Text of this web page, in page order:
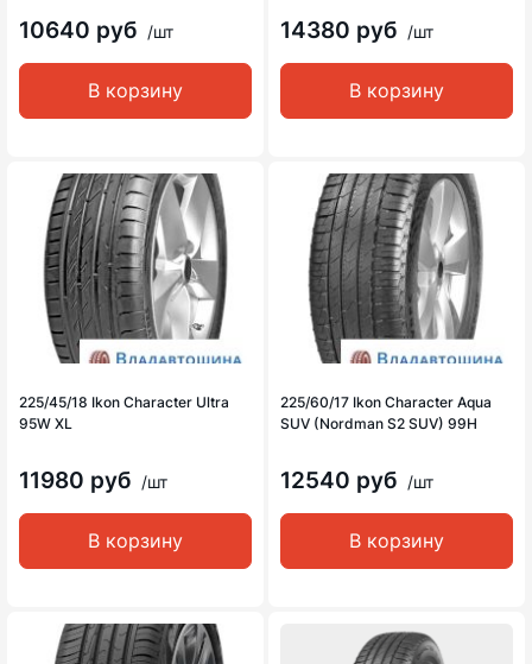
10640 руб /шт
В корзину
14380 руб /шт
В корзину
225/45/18 Ikon Character Ultra
95W XL
11980 руб /шт
В корзину
225/60/17 Ikon Character Aqua
SUV (Nordman S2 SUV) 99H
12540 руб /шт
В корзину